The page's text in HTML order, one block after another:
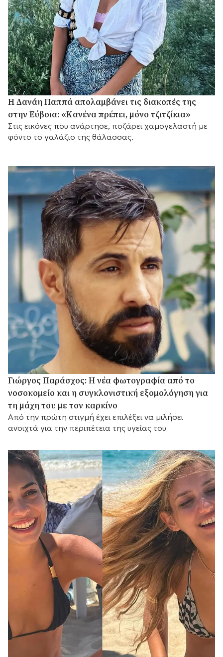
Η Δανάη Παππά απολαμβάνει τις διακοπές της
στην Εύβοια: «Κανένα πρέπει, μόνο τζιτζίκια»
Στις εικόνες που ανάρτησε, ποζάρει χαμογελαστή με
φόντο το γαλάζιο της θάλασσας.
Γιώργος Παράσχος: Η νέα φωτογραφία από το
νοσοκομείο και η συγκλονιστική εξομολόγηση για
τη μάχη του με τον καρκίνο
Από την πρώτη στιγμή έχει επιλέξει να μιλήσει
ανοιχτά για την περιπέτεια της υγείας του